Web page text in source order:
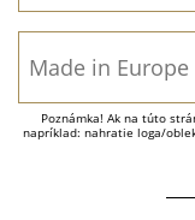
Poznámka! Ak na túto
napríklad: nahratie loga/